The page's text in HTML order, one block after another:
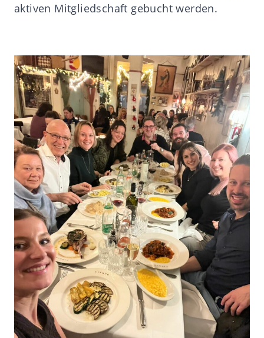
aktiven Mitgliedschaft gebucht werden.